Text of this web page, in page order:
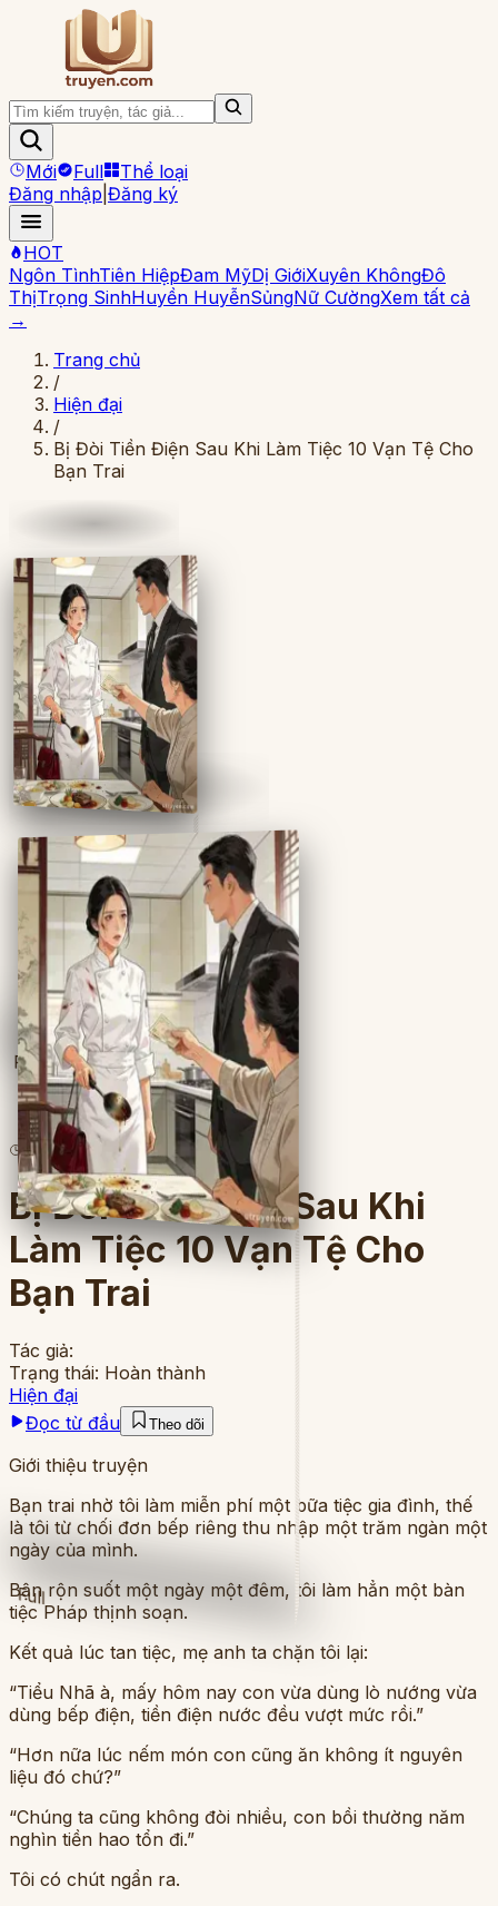
Mới Full
Thể loại
Đăng nhập Đăng ký
HOT
Ngôn TìnhTiên HiệpĐam MỹDị GiớiXuyên KhôngĐô
ThịTrọng SinhHuyền HuyễnSủngNữ CườngXem tất cả
→
Trang chủ
/
Hiện đại
/
Bị Đòi Tiền Điện Sau Khi Làm Tiệc 10 Vạn Tệ Cho
Bạn Trai
Full
Full
3lượt đọc chương
Bị Đòi Tiền Điện Sau Khi
Làm Tiệc 10 Vạn Tệ Cho
Bạn Trai
Tác giả:
Trạng thái: Hoàn thành
Hiện đại
Đọc từ đầu
Theo dõi
Giới thiệu truyện
Bạn trai nhờ tôi làm miễn phí một bữa tiệc gia đình, thế
là tôi từ chối đơn bếp riêng thu nhập một trăm ngàn một
ngày của mình.
Bận rộn suốt một ngày một đêm, tôi làm hẳn một bàn
tiệc Pháp thịnh soạn.
Kết quả lúc tan tiệc, mẹ anh ta chặn tôi lại:
“Tiểu Nhã à, mấy hôm nay con vừa dùng lò nướng vừa
dùng bếp điện, tiền điện nước đều vượt mức rồi.”
“Hơn nữa lúc nếm món con cũng ăn không ít nguyên
liệu đó chứ?”
“Chúng ta cũng không đòi nhiều, con bồi thường năm
nghìn tiền hao tổn đi.”
Tôi có chút ngẩn ra.